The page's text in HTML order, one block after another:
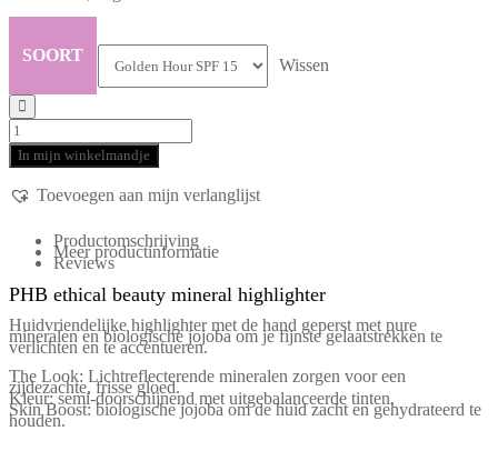
SOORT
Wissen
In mijn winkelmandje
Toevoegen aan mijn verlanglijst
Productomschrijving
Meer productinformatie
Reviews
PHB ethical beauty mineral highlighter
Huidvriendelijke highlighter met de hand geperst met pure
mineralen en biologische jojoba om je fijnste gelaatstrekken te
verlichten en te accentueren.
The Look: Lichtreflecterende mineralen zorgen voor een
zijdezachte, frisse gloed.
Kleur: semi-doorschijnend met uitgebalanceerde tinten.
Skin Boost: biologische jojoba om de huid zacht en gehydrateerd te
houden.